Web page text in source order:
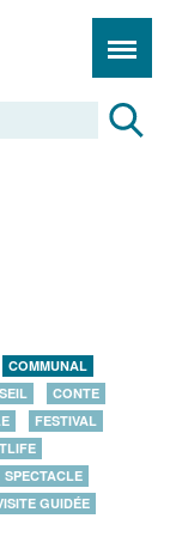
COMMUNAL
CONTE
FESTIVAL
SPECTACLE
GUIDÉE